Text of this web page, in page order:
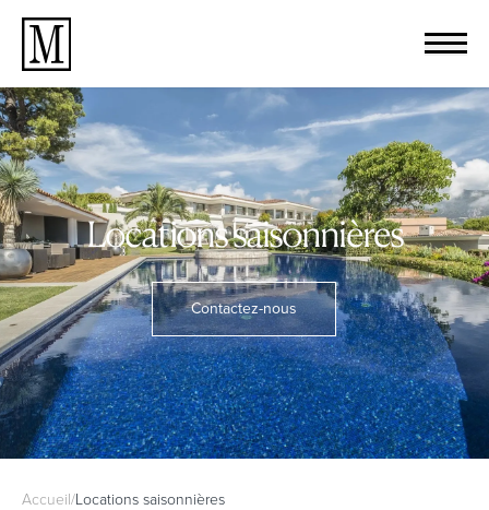
Locations saisonnières
Contactez-nous
Accueil/Locations saisonnières